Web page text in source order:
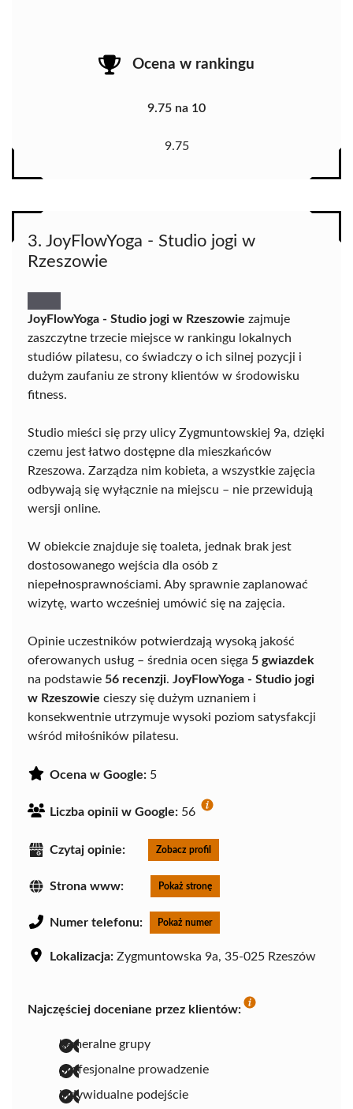
Ocena w rankingu
9.75 na 10
9.75
3. JoyFlowYoga - Studio jogi w
Rzeszowie
JoyFlowYoga - Studio jogi w Rzeszowie zajmuje
zaszczytne trzecie miejsce w rankingu lokalnych
studiów pilatesu, co świadczy o ich silnej pozycji i
dużym zaufaniu ze strony klientów w środowisku
fitness.
Studio mieści się przy ulicy Zygmuntowskiej 9a, dzięki
czemu jest łatwo dostępne dla mieszkańców
Rzeszowa. Zarządza nim kobieta, a wszystkie zajęcia
odbywają się wyłącznie na miejscu – nie przewidują
wersji online.
W obiekcie znajduje się toaleta, jednak brak jest
dostosowanego wejścia dla osób z
niepełnosprawnościami. Aby sprawnie zaplanować
wizytę, warto wcześniej umówić się na zajęcia.
Opinie uczestników potwierdzają wysoką jakość
oferowanych usług – średnia ocen sięga 5 gwiazdek
na podstawie 56 recenzji. JoyFlowYoga - Studio jogi
w Rzeszowie cieszy się dużym uznaniem i
konsekwentnie utrzymuje wysoki poziom satysfakcji
wśród miłośników pilatesu.
Ocena w Google: 5
Liczba opinii w Google: 56
Czytaj opinie: Zobacz profil
Strona www: Pokaż stronę
Numer telefonu: Pokaż numer
Lokalizacja: Zygmuntowska 9a, 35-025 Rzeszów
Najczęściej doceniane przez klientów:
kameralne grupy
profesjonalne prowadzenie
indywidualne podejście